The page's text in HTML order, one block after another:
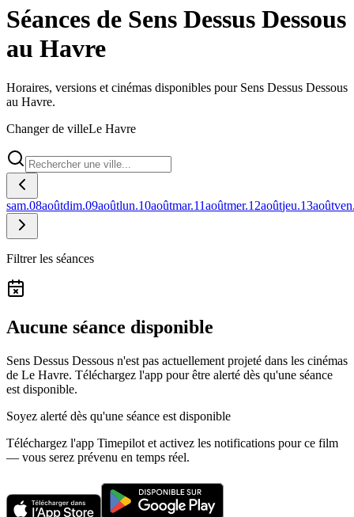
Séances de Sens Dessus Dessous
au Havre
Horaires, versions et cinémas disponibles pour Sens Dessus Dessous
au Havre.
Changer de villeLe Havre
sam.08aoûtdim.09aoûtlun.10aoûtmar.11aoûtmer.12aoûtjeu.13août
Filtrer les séances
Aucune séance disponible
Sens Dessus Dessous n'est pas actuellement projeté dans les cinémas
de Le Havre. Téléchargez l'app pour être alerté dès qu'une séance
est disponible.
Soyez alerté dès qu'une séance est disponible
Téléchargez l'app Timepilot et activez les notifications pour ce film
— vous serez prévenu en temps réel.